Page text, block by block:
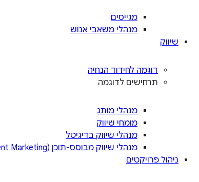
מגייסים
מנהלי משאבי אנוש
שיווק
דוגמה לחידוד הנחיה
תרחישים לדוגמה
מנהלי מותג
מומחי שיווק
מנהלי שיווק בדיגיטל
מנהלי שיווק מבוסס-תוכן (Content Marketing)
ניהול פרויקטים